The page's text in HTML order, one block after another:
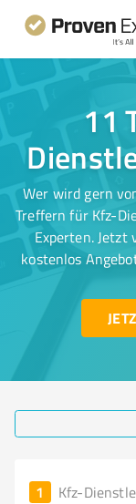
11
Wer wird gern
Treffern für Kfz-
Experten.
kostenlos
1 Kfz-